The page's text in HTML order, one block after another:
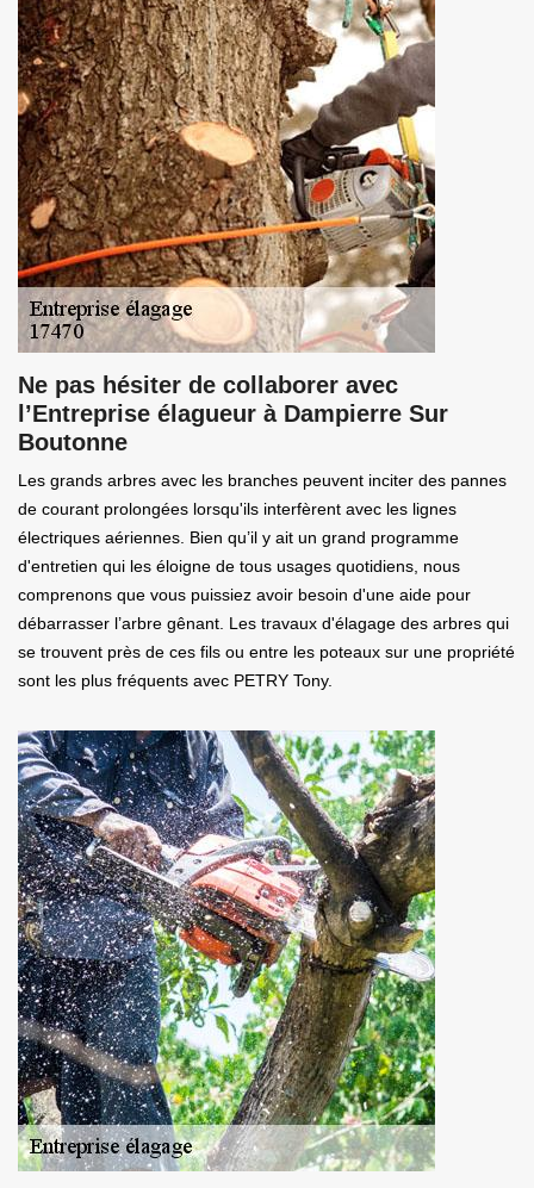
Ne pas hésiter de collaborer avec
l’Entreprise élagueur à Dampierre Sur
Boutonne
Les grands arbres avec les branches peuvent inciter des pannes
de courant prolongées lorsqu'ils interfèrent avec les lignes
électriques aériennes. Bien qu’il y ait un grand programme
d'entretien qui les éloigne de tous usages quotidiens, nous
comprenons que vous puissiez avoir besoin d'une aide pour
débarrasser l’arbre gênant. Les travaux d'élagage des arbres qui
se trouvent près de ces fils ou entre les poteaux sur une propriété
sont les plus fréquents avec PETRY Tony.